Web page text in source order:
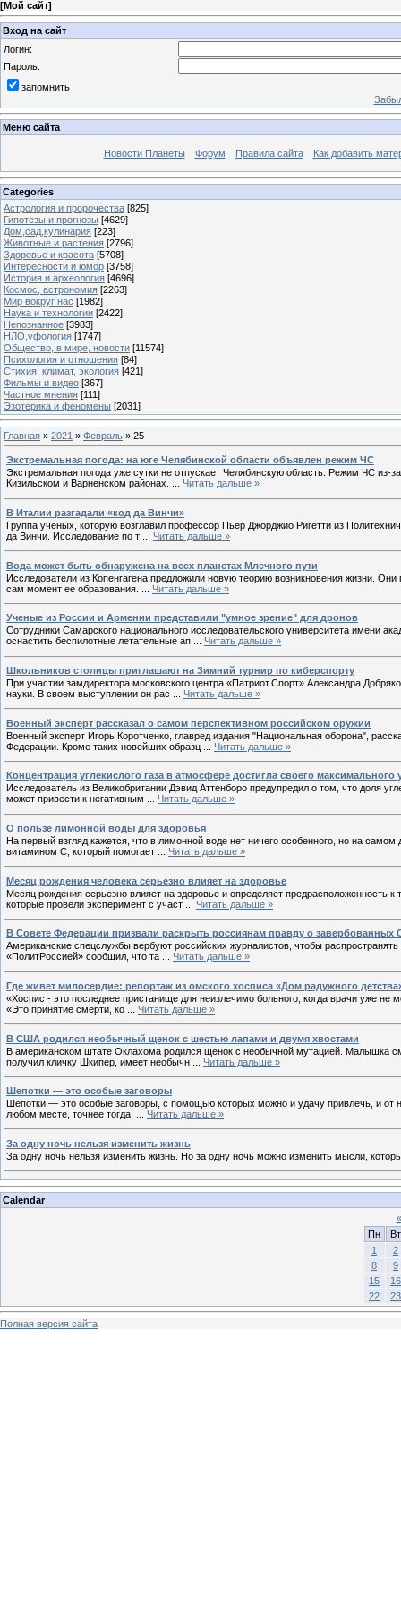
[Мой сайт]
Вход на сайт
Логин:
Пароль:
запомнить
Меню сайта
Новости Планеты Форум Правила сайта Как добавить
Categories
Астрология и пророчества [825]
Гипотезы и прогнозы [4629]
Дом,сад,кулинария [223]
Животные и растения [2796]
Здоровье и красота [5708]
Интересности и юмор [3758]
История и археология [4696]
Космос, астрономия [2263]
Мир вокруг нас [1982]
Наука и технологии [2422]
Непознанное [3983]
НЛО,уфология [1747]
Общество, в мире, новости [11574]
Психология и отношения [84]
Стихия, климат, экология [421]
Фильмы и видео [367]
Частное мнения [111]
Эзотерика и феномены [2031]
Главная » 2021 » Февраль » 25
Экстремальная погода: на юге Челябинской области объявлен режим ЧС
Экстремальная погода уже сутки не отпускает Челябинскую область. Режим ЧС
Кизильском и Варненском районах.
Читать дальше »
В Италии разгадали «код да Винчи»
Группа ученых, которую возглавил профессор Пьер Джорджио Ригетти из
да Винчи. Исследование по т
Читать дальше »
Вода может быть обнаружена на всех планетах Млечного пути
Исследователи из Копенгагена предложили новую теорию возникновения жизни.
сам момент ее образования.
Читать дальше »
Ученые из России и Армении представили "умное зрение" для дронов
Сотрудники Самарского национального исследовательского университета имени
оснастить беспилотные летательные ап
Читать дальше »
Школьников столицы приглашают на Зимний турнир по киберспорту
При участии замдиректора московского центра «Патриот.Спорт» Александра
науки. В своем выступлении он рас
Читать дальше »
Военный эксперт рассказал о самом перспективном российском оружии
Военный эксперт Игорь Коротченко, главред издания "Национальная оборона",
Федерации. Кроме таких новейших образц
Читать дальше »
Концентрация углекислого газа в атмосфере достигла своего максимального
Исследователь из Великобритании Дэвид Аттенборо предупредил о том, что доля
может привести к негативным
Читать дальше »
О пользе лимонной воды для здоровья
На первый взгляд кажется, что в лимонной воде нет ничего особенного, но на
витамином С, который помогает
Читать дальше »
Месяц рождения человека серьезно влияет на здоровье
Месяц рождения серьезно влияет на здоровье и определяет
которые провели эксперимент с участ
Читать дальше »
В Совете Федерации призвали раскрыть россиянам правду о завербованных
Американские спецслужбы вербуют российских журналистов, чтобы
«ПолитРоссией» сообщил, что та
Читать дальше »
Где живет милосердие: репортаж из омского хосписа «Дом радужного
«Хоспис - это последнее пристанище для неизлечимо больного, когда врачи уже
«Это принятие смерти, ко
Читать дальше »
В США родился необычный щенок с шестью лапами и двумя хвостами
В американском штате Оклахома родился щенок с необычной мутацией. Малышка
получил кличку Шкипер, имеет необычн
Читать дальше »
Шепотки — это особые заговоры
Шепотки — это особые заговоры, с помощью которых можно и удачу привлечь, и от
любом месте, точнее тогда,
Читать дальше »
За одну ночь нельзя изменить жизнь
За одну ночь нельзя изменить жизнь. Но за одну ночь можно изменить мысли,
Calendar
«
Пн
Вт
1
2
8
9
15
16
22
23
Полная версия сайта